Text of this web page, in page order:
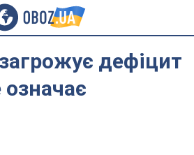
дефіцит
означає